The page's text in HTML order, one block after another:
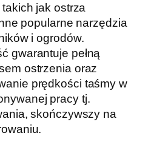
jak ostrza
popularne narzędzia
i ogrodów.
gwarantuje pełną
ostrzenia oraz
prędkości taśmy w
pracy tj.
skończywszy na